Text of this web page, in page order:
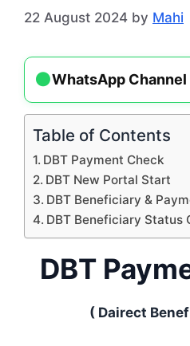
22 August 2024 by Mahi
●WhatsApp Channel
Table of Contents
DBT Payment Check
DBT New Portal Start
DBT Beneficiary &
DBT Beneficiary Status
DBT
( Dairect